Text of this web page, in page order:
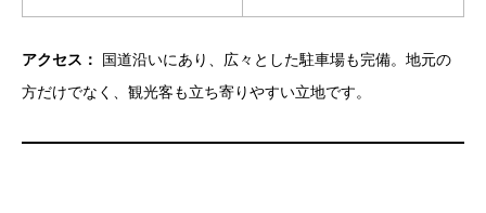
アクセス：
国道沿いにあり、広々とした駐車場も完備。地元の
方だけでなく、観光客も立ち寄りやすい立地です。